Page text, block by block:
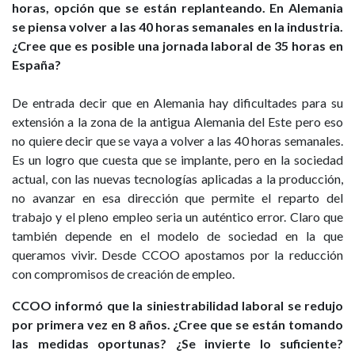
horas, opción que se están replanteando. En Alemania
se piensa volver a las 40 horas semanales en la industria.
¿Cree que es posible una jornada laboral de 35 horas en
España?
De entrada decir que en Alemania hay dificultades para su
extensión a la zona de la antigua Alemania del Este pero eso
no quiere decir que se vaya a volver a las 40 horas semanales.
Es un logro que cuesta que se implante, pero en la sociedad
actual, con las nuevas tecnologías aplicadas a la producción,
no avanzar en esa dirección que permite el reparto del
trabajo y el pleno empleo seria un auténtico error. Claro que
también depende en el modelo de sociedad en la que
queramos vivir. Desde CCOO apostamos por la reducción
con compromisos de creación de empleo.
CCOO informó que la siniestrabilidad laboral se redujo
por primera vez en 8 años. ¿Cree que se están tomando
las medidas oportunas? ¿Se invierte lo suficiente?